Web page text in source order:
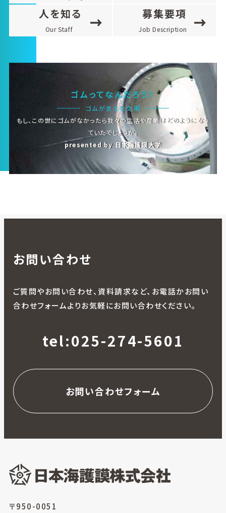
人を知る
Our Staff
募集要項
Job Description
ゴムってなんだろう？
ゴムが支える文明
もし、この世にゴムがなかったら我々の生活や産業はどのようになっ
ていたでしょうか。
presented by 日本海護謨大学
お問い合わせ
ご質問やお問い合わせ、資料請求など、お電話かお問い
合わせフォームよりお気軽にお問い合わせください。
tel:025-274-5601
お問い合わせフォーム
〒950-0051